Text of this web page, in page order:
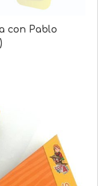
con Pablo